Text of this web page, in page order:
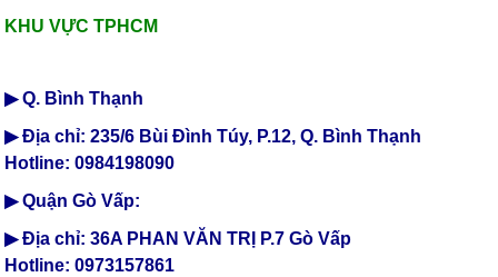
KHU VỰC TPHCM
▶ Q. Bình Thạnh
▶ Địa chỉ: 235/6 Bùi Đình Túy, P.12, Q. Bình Thạnh
Hotline: 0984198090
▶ Quận Gò Vấp:
▶ Địa chỉ: 36A PHAN VĂN TRỊ P.7 Gò Vấp
Hotline: 0973157861